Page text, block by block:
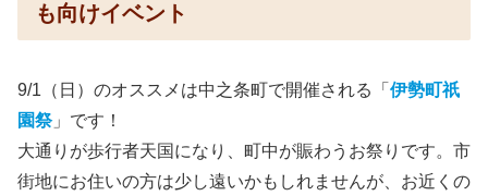
も向けイベント
9/1（日）のオススメは中之条町で開催される「 伊勢町祇
園祭」です！
大通りが歩行者天国になり、町中が賑わうお祭りです。市
街地にお住いの方は少し遠いかもしれませんが、お近くの